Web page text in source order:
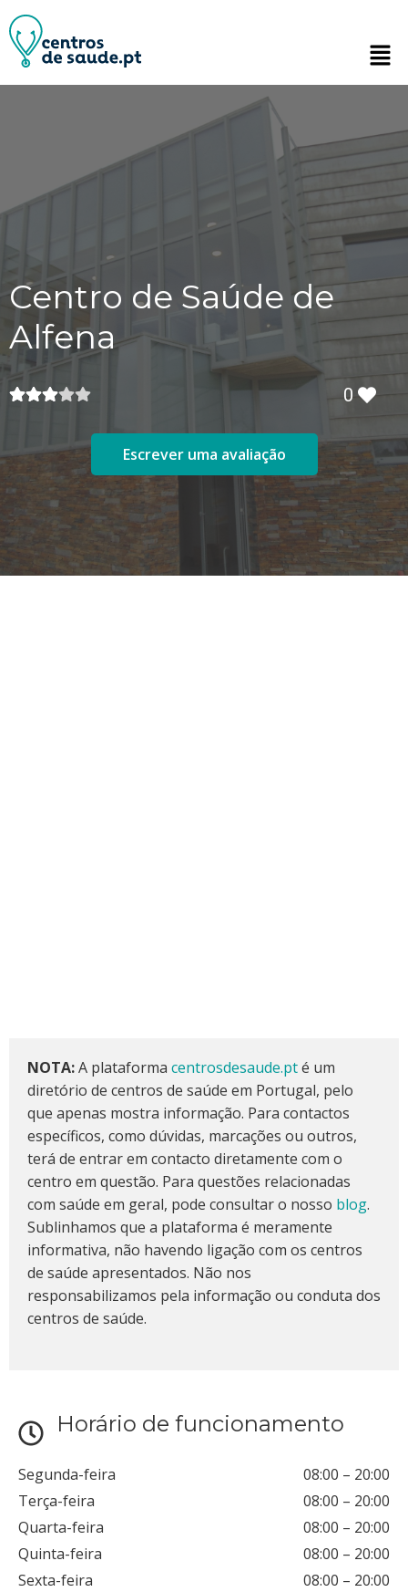
Centro de Saúde de
Alfena
0
Escrever uma avaliação
Horário de funcionamento
Segunda-feira 08:00 – 20:00
Terça-feira
08:00 – 20:00
Quarta-feira
08:00 – 20:00
Quinta-feira
08:00 – 20:00
Sexta-feira
08:00 – 20:00
NOTA:A plataforma centrosdesaude.pté um
diretório de centros de saúde em Portugal, pelo
que apenas mostra informação. Para contactos
específicos, como dúvidas, marcações ou outros,
terá de entrar em contacto diretamente com o
centro em questão. Para questões relacionadas
com saúde em geral, pode consultar o nosso blog.
Sublinhamos que a plataforma é meramente
informativa, não havendo ligação com os centros
de saúde apresentados. Não nos
responsabilizamos pela informação ou conduta dos
centros de saúde.